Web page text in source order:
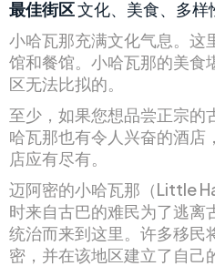
最佳街区文化、美食、多样
小哈瓦那充满文化气息。这
馆和餐馆。小哈瓦那的美食
区无法比拟的。
至少，如果您想品尝正宗的
哈瓦那也有令人兴奋的酒店
店应有尽有。
迈阿密的小哈瓦那（Little
时来自古巴的难民为了逃
统治而来到这里。许多移民
密，并在该地区建立了自己